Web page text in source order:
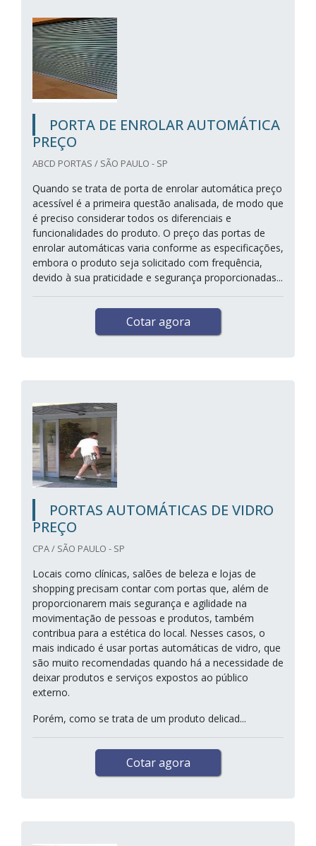
PORTA DE ENROLAR AUTOMÁTICA
PREÇO
ABCD PORTAS / SÃO PAULO - SP
Quando se trata de porta de enrolar automática preço
acessível é a primeira questão analisada, de modo que
é preciso considerar todos os diferenciais e
funcionalidades do produto. O preço das portas de
enrolar automáticas varia conforme as especificações,
embora o produto seja solicitado com frequência,
devido à sua praticidade e segurança proporcionadas...
Cotar agora
PORTAS AUTOMÁTICAS DE VIDRO
PREÇO
CPA / SÃO PAULO - SP
Locais como clínicas, salões de beleza e lojas de
shopping precisam contar com portas que, além de
proporcionarem mais segurança e agilidade na
movimentação de pessoas e produtos, também
contribua para a estética do local. Nesses casos, o
mais indicado é usar portas automáticas de vidro, que
são muito recomendadas quando há a necessidade de
deixar produtos e serviços expostos ao público
externo.
Porém, como se trata de um produto delicad...
Cotar agora